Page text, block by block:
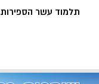
תלמוד עשר הספירות